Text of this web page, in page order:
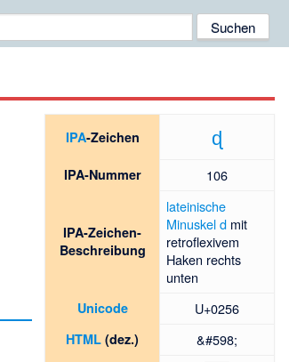
IPA-Zeichen ɖ
IPA-Nummer 106
IPA-Zeichen-
Beschreibung
lateinische
Minuskel d mit
retroflexivem
Haken rechts
unten
Unicode U+0256
HTML (dez.) &#598;